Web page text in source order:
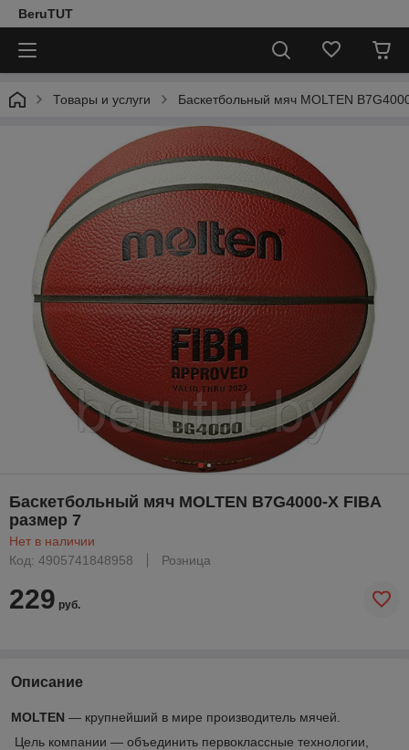
BeruTUT
Товары и услуги Баскетбольный мяч MOLTEN
Баскетбольный мяч MOLTEN B7G4000-X FIBA
pазмер 7
Нет в наличии
Код: 4905741848958
Розница
229 руб.
Описание
MOLTEN — крупнейший в мире производитель мячей.
Цель компании — объединить первоклассные технологии,